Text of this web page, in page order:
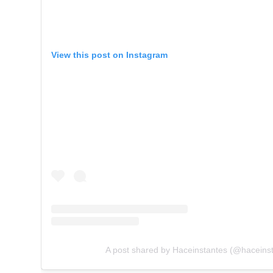
View this post on Instagram
A post shared by Haceinstantes